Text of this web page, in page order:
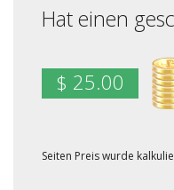
Hat einen
$ 25.00
Seiten Preis wurde